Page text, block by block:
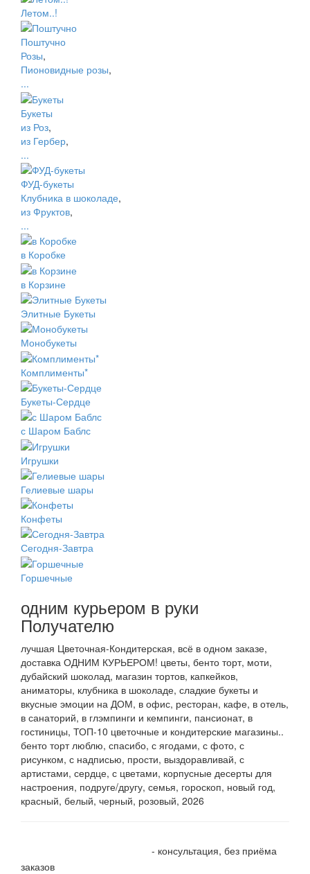
Летом..!
Поштучно
Розы,
Пионовидные розы,
...
Букеты
из Роз,
из Гербер,
...
ФУД-букеты
Клубника в шоколаде,
из Фруктов,
...
в Коробке
в Корзине
Элитные Букеты
Монобукеты
Комплименты*
Букеты-Сердце
с Шаром Баблс
Игрушки
Гелиевые шары
Конфеты
Сегодня-Завтра
Горшечные
одним курьером в руки
Получателю
лучшая Цветочная-Кондитерская, всё в одном заказе,
доставка ОДНИМ КУРЬЕРОМ! цветы, бенто торт, моти,
дубайский шоколад, магазин тортов, капкейков,
аниматоры, клубника в шоколаде, сладкие букеты и
вкусные эмоции на ДОМ, в офис, ресторан, кафе, в отель,
в санаторий, в глэмпинги и кемпинги, пансионат, в
гостиницы, ТОП-10 цветочные и кондитерские магазины..
бенто торт люблю, спасибо, с ягодами, с фото, с
рисунком, с надписью, прости, выздоравливай, с
артистами, сердце, с цветами, корпусные десерты для
настроения, подруге/другу, семья, гороскоп, новый год,
красный, белый, черный, розовый, 2026
- консультация, без приёма
заказов